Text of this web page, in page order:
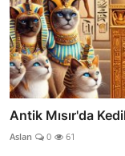
Antik Mısır'da
Aslan 0 61